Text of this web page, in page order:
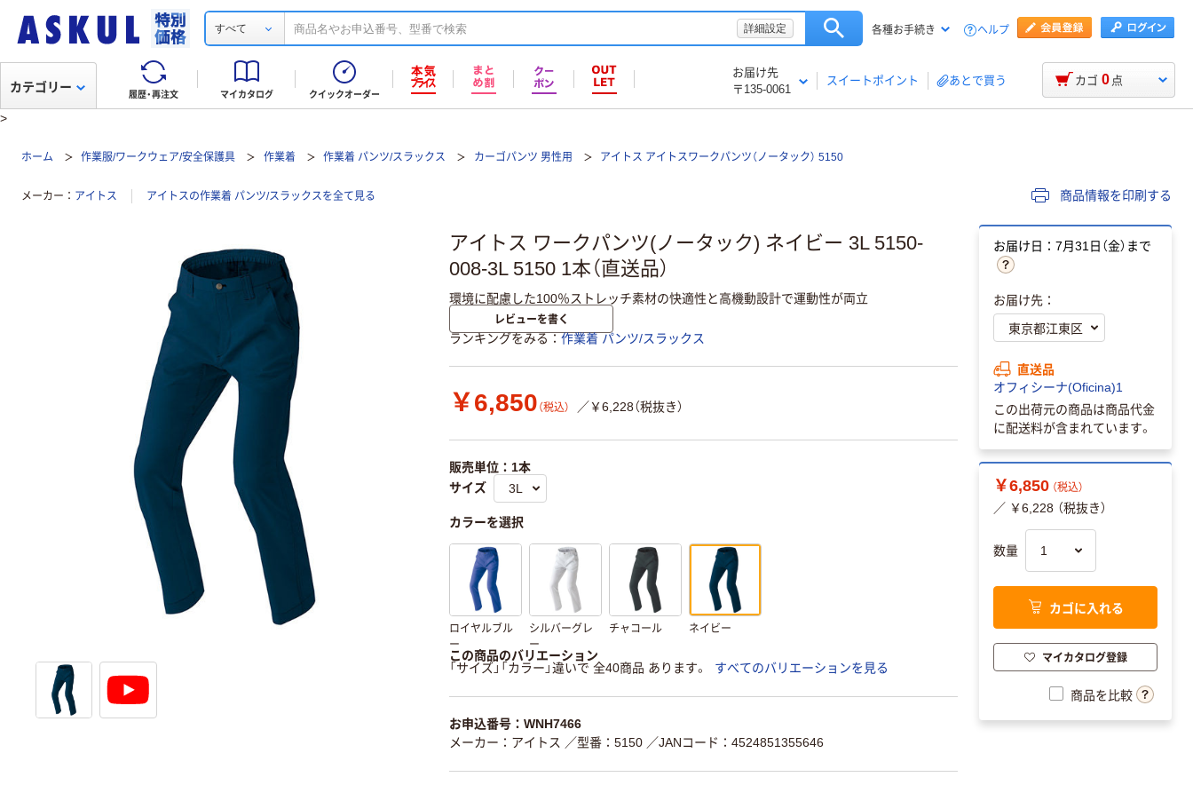
すべて 詳細設定 各種お手続き ヘルプ
履歴・再注文 マイカタログ クイックオーダー
お届け先
〒135-0061
スイートポイント あとで買う
カテゴリー カゴ 0 点
>
ホーム 作業服/ワークウェア/安全保護具 作業着 作業着 パンツ/スラックス カーゴパンツ 男性用 アイトス アイトスワークパンツ（ノータック） 5150
メーカー アイトス アイトスの作業着 パンツ/スラックスを全て見る 商品情報を印刷する
アイトス ワークパンツ(ノータック) ネイビー 3L 5150-
008-3L 5150 1本（直送品）
環境に配慮した100％ストレッチ素材の快適性と高機動設計で運動性が両立
レビューを書く
ランキングをみる 作業着 パンツ/スラックス
￥6,850 （税込） ／￥6,228（税抜き）
販売単位：1本
サイズ
カラーを選択
ロイヤルブル
ー
シルバーグレ
ー
チャコール ネイビー
この商品のバリエーション
「サイズ」「カラー」違いで 全40商品 あります。
すべてのバリエーションを見る
お申込番号：WNH7466
メーカー：アイトス ／型番：5150 ／JANコード：4524851355646
お届け日：7月31日（金）まで
お届け先：
直送品
オフィシーナ(Oficina)1
この出荷元の商品は商品代金
に配送料が含まれています。
￥6,850 （税込）
／ ￥6,228 （税抜き）
数量
カゴに入れる
マイカタログ登録
商品を比較